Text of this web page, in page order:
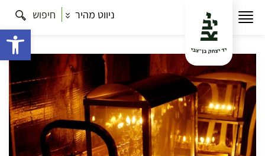
ניווט מהיר חיפוש
חנוכיות וסיפורים בין סמטאות האבן –